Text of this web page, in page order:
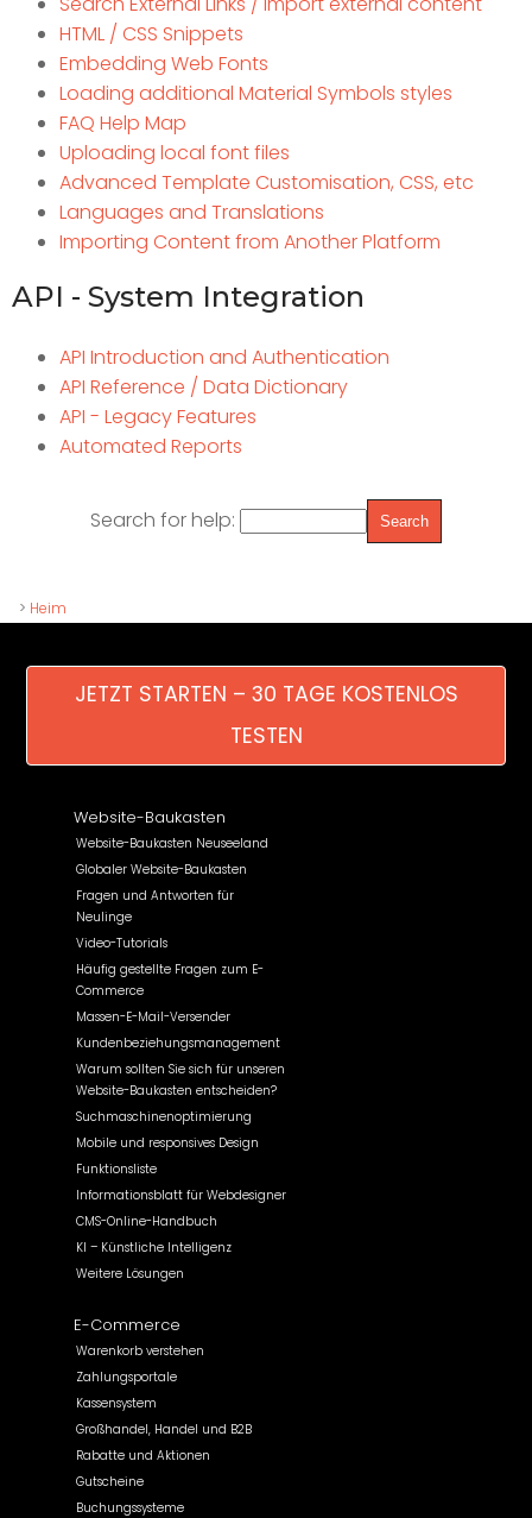
HTML / CSS Snippets
Embedding Web Fonts
Loading additional Material Symbols styles
FAQ Help Map
Uploading local font files
Advanced Template Customisation, CSS, etc
Languages and Translations
Importing Content from Another Platform
API - System Integration
API Introduction and Authentication
API Reference / Data Dictionary
API - Legacy Features
Automated Reports
Search for help:
> Heim
JETZT STARTEN – 30 TAGE KOSTENLOS
TESTEN
Website-Baukasten
Website-Baukasten Neuseeland
Globaler Website-Baukasten
Fragen und Antworten für
Neulinge
Video-Tutorials
Häufig gestellte Fragen zum E-
Commerce
Massen-E-Mail-Versender
Kundenbeziehungsmanagement
Warum sollten Sie sich für unseren
Website-Baukasten entscheiden?
Suchmaschinenoptimierung
Mobile und responsives Design
Funktionsliste
Informationsblatt für Webdesigner
CMS-Online-Handbuch
KI – Künstliche Intelligenz
Weitere Lösungen
E-Commerce
Warenkorb verstehen
Zahlungsportale
Kassensystem
Großhandel, Handel und B2B
Rabatte und Aktionen
Gutscheine
Buchungssysteme